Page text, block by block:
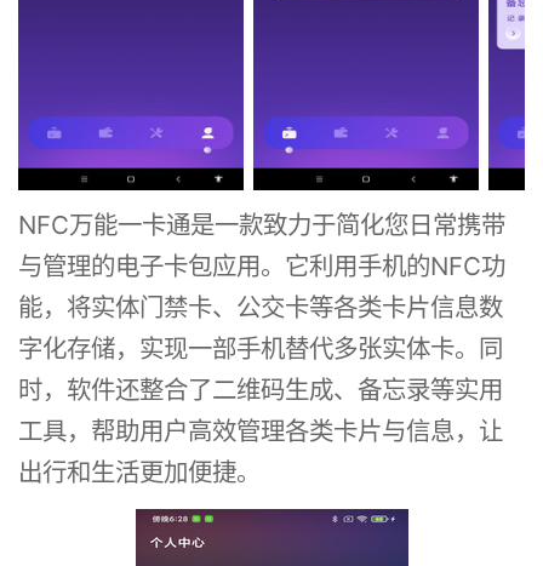
NFC万能一卡通是一款致力于简化您日常携带
与管理的电子卡包应用。它利用手机的NFC功
能，将实体门禁卡、公交卡等各类卡片信息数
字化存储，实现一部手机替代多张实体卡。同
时，软件还整合了二维码生成、备忘录等实用
工具，帮助用户高效管理各类卡片与信息，让
出行和生活更加便捷。